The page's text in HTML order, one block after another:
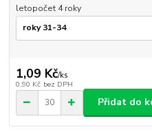
letopočet 4 roky
1,09 Kč/ks
0,90 Kč bez DPH
Přidat do